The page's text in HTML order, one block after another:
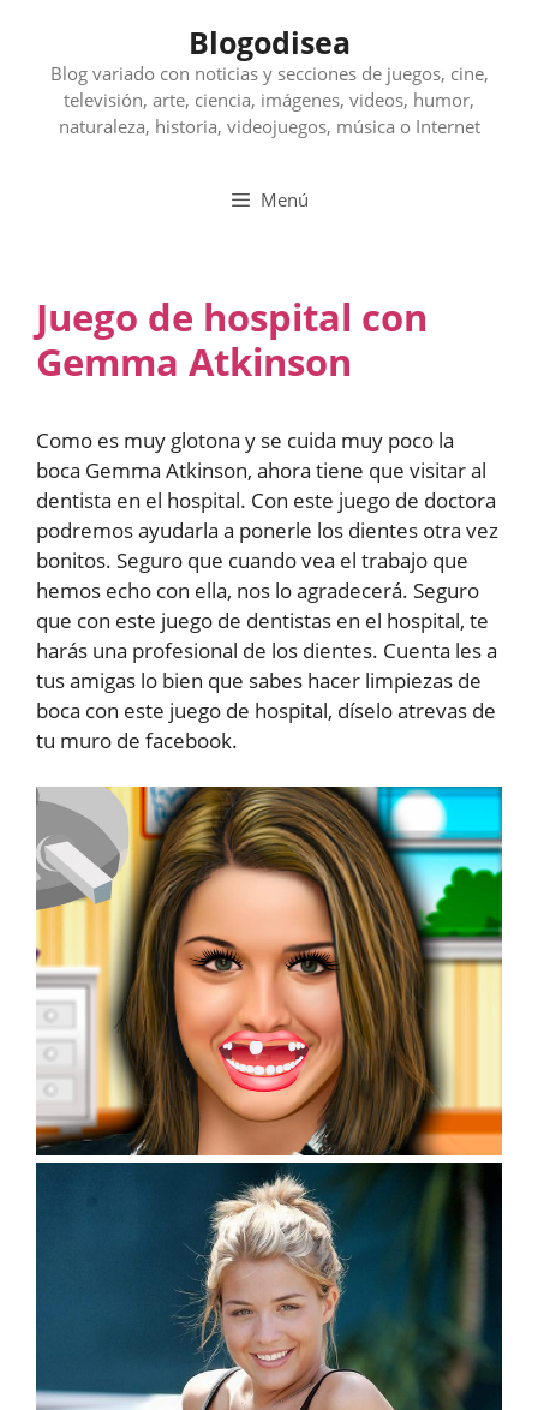
contenido
Blogodisea
Blog variado con noticias y secciones de juegos, cine,
televisión, arte, ciencia, imágenes, videos, humor,
naturaleza, historia, videojuegos, música o Internet
Menú
Juego de hospital con
Gemma Atkinson
Como es muy glotona y se cuida muy poco la
boca Gemma Atkinson, ahora tiene que visitar al
dentista en el hospital. Con este juego de doctora
podremos ayudarla a ponerle los dientes otra vez
bonitos. Seguro que cuando vea el trabajo que
hemos echo con ella, nos lo agradecerá. Seguro
que con este juego de dentistas en el hospital, te
harás una profesional de los dientes. Cuenta les a
tus amigas lo bien que sabes hacer limpiezas de
boca con este juego de hospital, díselo atrevas de
tu muro de facebook.